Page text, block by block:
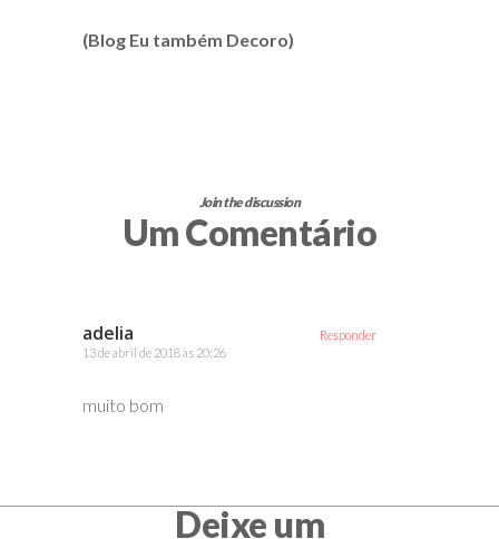
(Blog Eu também Decoro)
Join the discussion
Um Comentário
adelia
13 de abril de 2018 às 20:26
muito bom
Responder
Deixe um